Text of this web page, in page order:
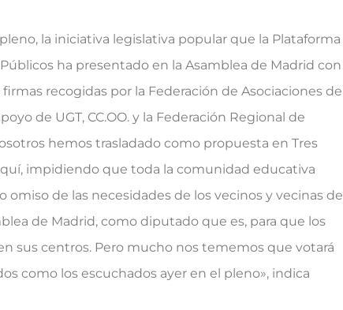
la iniciativa legislativa popular que la Plataforma
ha presentado en la Asamblea de Madrid con
recogidas por la Federación de Asociaciones de
de UGT, CC.OO. y la Federación Regional de
hemos trasladado como propuesta en Tres
impidiendo que toda la comunidad educativa
de las necesidades de los vecinos y vecinas de
de Madrid, como diputado que es, para que los
sus centros. Pero mucho nos tememos que votará
como los escuchados ayer en el pleno», indica